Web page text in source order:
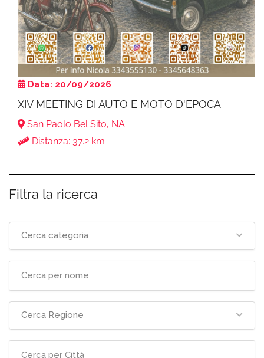
Data: 20/09/2026
XIV MEETING DI AUTO E MOTO D'EPOCA
San Paolo Bel Sito, NA
Distanza: 37.2 km
Filtra la ricerca
Cerca categoria
Cerca Regione